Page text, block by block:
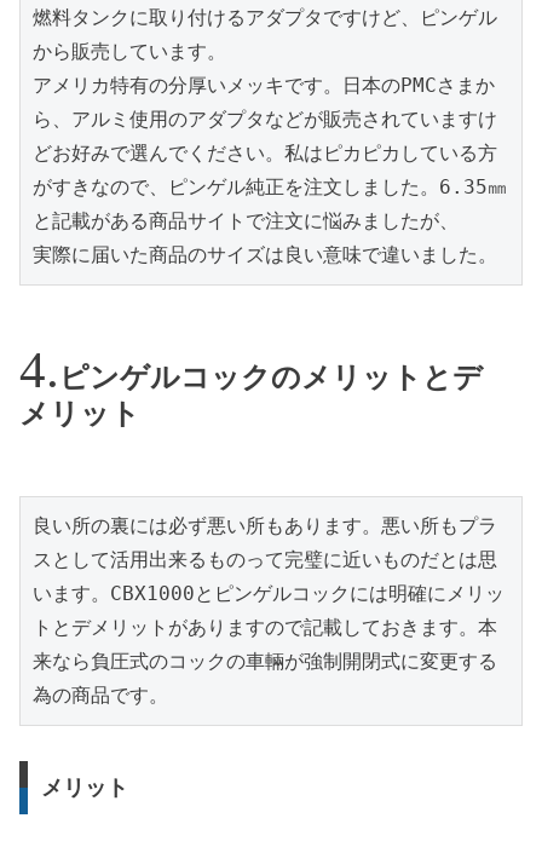
燃料タンクに取り付けるアダプタですけど、ピンゲル
から販売しています。
アメリカ特有の分厚いメッキです。日本のPMCさまか
ら、アルミ使用のアダプタなどが販売されていますけ
どお好みで選んでください。私はピカピカしている方
がすきなので、ピンゲル純正を注文しました。6.35㎜
と記載がある商品サイトで注文に悩みましたが、
実際に届いた商品のサイズは良い意味で違いました。
ピンゲルコックのメリットとデ
メリット
良い所の裏には必ず悪い所もあります。悪い所もプラ
スとして活用出来るものって完璧に近いものだとは思
います。CBX1000とピンゲルコックには明確にメリッ
トとデメリットがありますので記載しておきます。本
来なら負圧式のコックの車輛が強制開閉式に変更する
為の商品です。
メリット